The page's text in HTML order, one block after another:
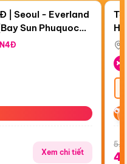
| Seoul - Everland
Sun Phuquoc
Xem chi tiết